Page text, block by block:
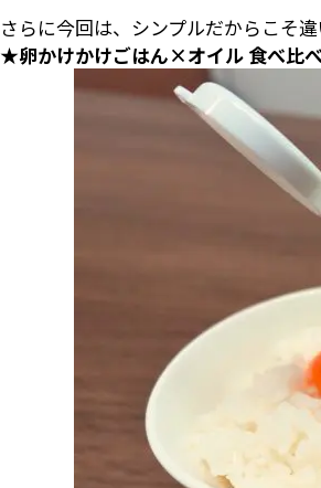
さらに今回は、シンプルだからこそ
★卵かけかけごはん×オイル 食べ比べ